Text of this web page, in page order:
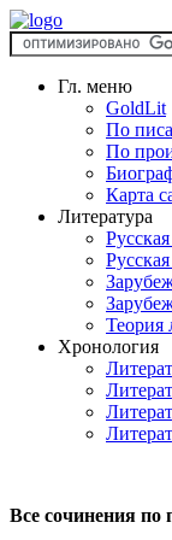
Гл. меню
GoldLit
По
По
Карта
Литература
Теория
Хронология
Все сочинения по